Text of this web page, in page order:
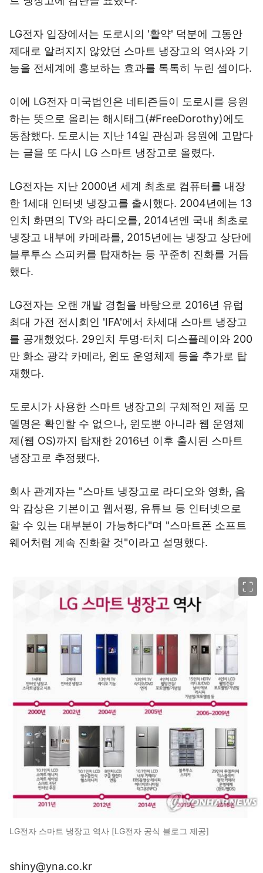
LG전자 입장에서는 도로시의 '활약' 덕분에 그동안
제대로 알려지지 않았던 스마트 냉장고의 역사와 기
능을 전세계에 홍보하는 효과를 톡톡히 누린 셈이다.
이에 LG전자 미국법인은 네티즌들이 도로시를 응원
하는 뜻으로 올리는 해시태그(#FreeDorothy)에도
동참했다. 도로시는 지난 14일 관심과 응원에 고맙다
는 글을 또 다시 LG 스마트 냉장고로 올렸다.
LG전자는 지난 2000년 세계 최초로 컴퓨터를 내장
한 1세대 인터넷 냉장고를 출시했다. 2004년에는 13
인치 화면의 TV와 라디오를, 2014년엔 국내 최초로
냉장고 내부에 카메라를, 2015년에는 냉장고 상단에
블루투스 스피커를 탑재하는 등 꾸준히 진화를 거듭
했다.
LG전자는 오랜 개발 경험을 바탕으로 2016년 유럽
최대 가전 전시회인 'IFA'에서 차세대 스마트 냉장고
를 공개했었다. 29인치 투명·터치 디스플레이와 200
만 화소 광각 카메라, 윈도 운영체제 등을 추가로 탑
재했다.
도로시가 사용한 스마트 냉장고의 구체적인 제품 모
델명은 확인할 수 없으나, 윈도뿐 아니라 웹 운영체
제(웹 OS)까지 탑재한 2016년 이후 출시된 스마트
냉장고로 추정됐다.
회사 관계자는 "스마트 냉장고로 라디오와 영화, 음
악 감상은 기본이고 웹서핑, 유튜브 등 인터넷으로
할 수 있는 대부분이 가능하다"며 "스마트폰 소프트
웨어처럼 계속 진화할 것"이라고 설명했다.
LG전자 스마트 냉장고 역사 [LG전자 공식 블로그 제공]
shiny@yna.co.kr